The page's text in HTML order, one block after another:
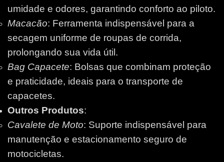
umidade e odores, garantindo conforto ao piloto.
Macacão: Ferramenta indispensável para a
secagem uniforme de roupas de corrida,
prolongando sua vida útil.
Bag Capacete: Bolsas que combinam proteção
e praticidade, ideais para o transporte de
capacetes.
Outros Produtos:
Cavalete de Moto: Suporte indispensável para
manutenção e estacionamento seguro de
motocicletas.